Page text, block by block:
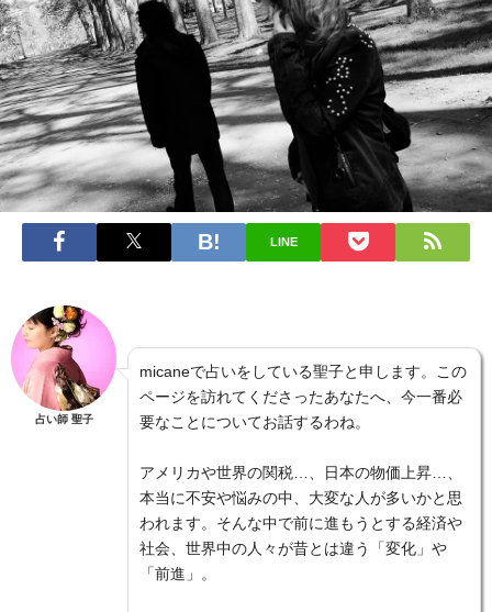
LINE
占い師 聖子
micaneで占いをしている聖子と申します。この
ページを訪れてくださったあなたへ、今一番必
要なことについてお話するわね。
アメリカや世界の関税…、日本の物価上昇…、
本当に不安や悩みの中、大変な人が多いかと思
われます。そんな中で前に進もうとする経済や
社会、世界中の人々が昔とは違う「変化」や
「前進」。